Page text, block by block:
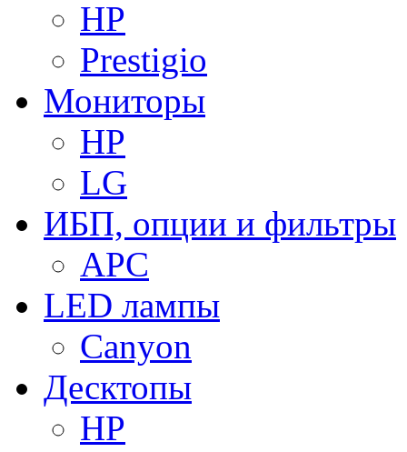
HP
Prestigio
Мониторы
HP
LG
ИБП, опции и фильтры
APC
LED лампы
Canyon
Десктопы
HP